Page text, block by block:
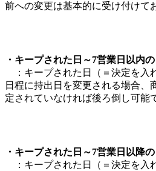
前への変更は基本的に受け付けて
・キープされた日～7営業日以内
：キープされた日（＝決定を入
日程に持出日を変更される場合、
定されていなければ後ろ倒し可能
・キープされた日～7営業日以降
：キープされた日（＝決定を入